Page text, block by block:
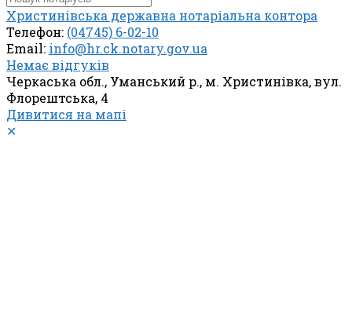
Христинівська державна нотаріальна контора
Телефон: (04745) 6-02-10
Email: info@hr.ck.notary.gov.ua
Немає відгуків
Черкаська обл., Уманський р., м. Христинівка, вул.
Флорештська, 4
Дивитися на мапі
✕